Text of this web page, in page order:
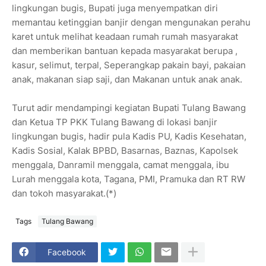
lingkungan bugis, Bupati juga menyempatkan diri
memantau ketinggian banjir dengan mengunakan perahu
karet untuk melihat keadaan rumah rumah masyarakat
dan memberikan bantuan kepada masyarakat berupa ,
kasur, selimut, terpal, Seperangkap pakain bayi, pakaian
anak, makanan siap saji, dan Makanan untuk anak anak.
Turut adir mendampingi kegiatan Bupati Tulang Bawang
dan Ketua TP PKK Tulang Bawang di lokasi banjir
lingkungan bugis, hadir pula Kadis PU, Kadis Kesehatan,
Kadis Sosial, Kalak BPBD, Basarnas, Baznas, Kapolsek
menggala, Danramil menggala, camat menggala, ibu
Lurah menggala kota, Tagana, PMI, Pramuka dan RT RW
dan tokoh masyarakat.(*)
Tags Tulang Bawang
Facebook